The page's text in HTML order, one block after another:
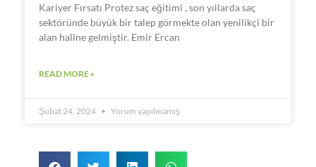
Kariyer Fırsatı Protez saç eğitimi , son yıllarda saç
sektöründe büyük bir talep görmekte olan yenilikçi bir
alan haline gelmiştir. Emir Ercan
READ MORE »
Şubat 24, 2024 Yorum yapılmamış